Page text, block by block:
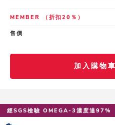
MEMBER （折扣20％）
售價
加入購物車
經SGS檢驗 OMEGA-3濃度達97%